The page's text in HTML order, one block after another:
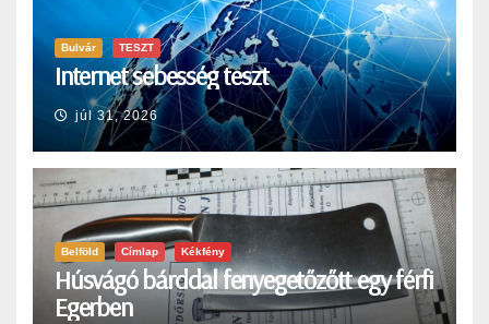
Bulvár TESZT
Internet sebesség teszt
júl 31, 2026
Belföld Címlap Kékfény
Húsvágó bárddal fenyegetőzőtt egy férfi
Egerben